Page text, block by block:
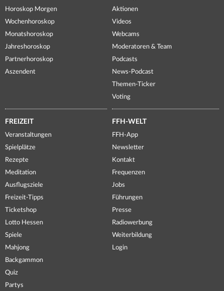
Horoskop Morgen
Wochenhoroskop
Monatshoroskop
Jahreshoroskop
Partnerhoroskop
Aszendent
Aktionen
Videos
Webcams
Moderatoren & Team
Podcasts
News-Podcast
Themen-Ticker
Voting
FREIZEIT
Veranstaltungen
Spielplätze
Rezepte
Meditation
Ausflugsziele
Freizeit-Tipps
Ticketshop
Lotto Hessen
Spiele
Mahjong
Backgammon
Quiz
Partys
FFH-WELT
FFH-App
Newsletter
Kontakt
Frequenzen
Jobs
Führungen
Presse
Radiowerbung
Weiterbildung
Login